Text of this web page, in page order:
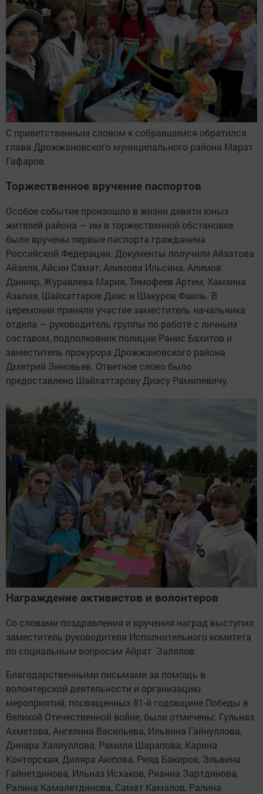
С приветственным словом к собравшимся обратился
глава Дрожжановского муниципального района Марат
Гафаров.
Торжественное вручение паспортов
Особое событие произошло в жизни девяти юных
жителей района — им в торжественной обстановке
были вручены первые паспорта гражданина
Российской Федерации. Документы получили Айзатова
Айзиля, Айсин Самат, Алимова Ильсина, Алимов
Данияр, Журавлева Мария, Тимофеев Артем, Хамзина
Азалия, Шайхаттаров Диас и Шакуров Фаиль. В
церемонии приняли участие заместитель начальника
отдела — руководитель группы по работе с личным
составом, подполковник полиции Ранис Бахитов и
заместитель прокурора Дрожжановского района
Дмитрий Зиновьев. Ответное слово было
предоставлено Шайхаттарову Диасу Рамилевичу.
Награждение активистов и волонтеров
Со словами поздравления и вручения наград выступил
заместитель руководителя Исполнительного комитета
по социальным вопросам Айрат Залялов.
Благодарственными письмами за помощь в
волонтерской деятельности и организацию
мероприятий, посвященных 81-й годовщине Победы в
Великой Отечественной войне, были отмечены: Гульназ
Ахметова, Ангелина Васильева, Ильвина Гайнуллова,
Динара Халиуллова, Рамиля Шарапова, Карина
Конторская, Диляра Аюпова, Рияд Бакиров, Эльвина
Гайнетдинова, Ильназ Исхаков, Рианна Зартдинова,
Ралина Камалетдинова, Самат Камалов, Ралина